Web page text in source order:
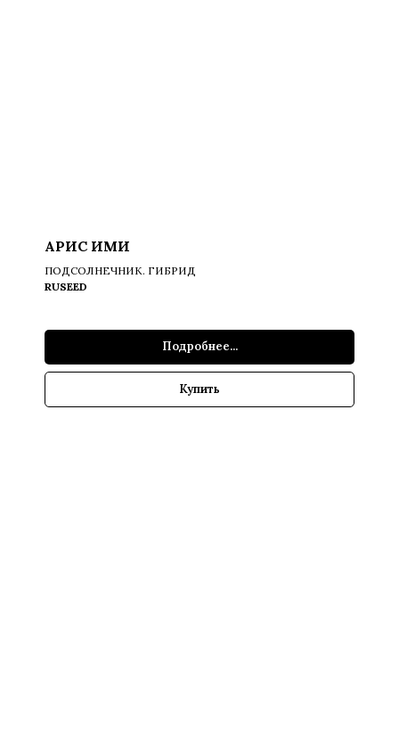
АРИС ИМИ
ПОДСОЛНЕЧНИК. ГИБРИД
RUSEED
Подробнее...
Купить